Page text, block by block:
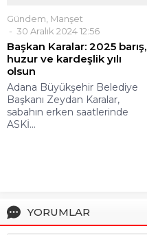
Gündem Manşet
30 Aralık 2024 12:56
Başkan Karalar: 2025 barış,
huzur ve kardeşlik yılı
olsun
Adana Büyükşehir Belediye
Başkanı Zeydan Karalar,
sabahın erken saatlerinde
ASKİ...
YORUMLAR